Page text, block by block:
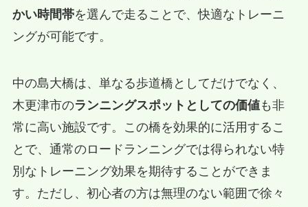
かい時間帯を選んで走ることで、快適なトレーニ
ングが可能です。
中の島大橋は、単なる歩道橋としてだけでなく、
木更津市のランニングスポットとしての価値も非
常に高い施設です。この橋を効果的に活用するこ
とで、通常のロードランニングでは得られない特
別なトレーニング効果を期待することができま
す。ただし、初心者の方は無理のない範囲で徐々